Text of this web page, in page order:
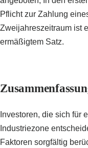
Pflicht zur Zahlung
Zweijahreszeitraum ist
ermäßigtem Satz.
Investoren, die sich für
Industriezone
Faktoren sorgfältig